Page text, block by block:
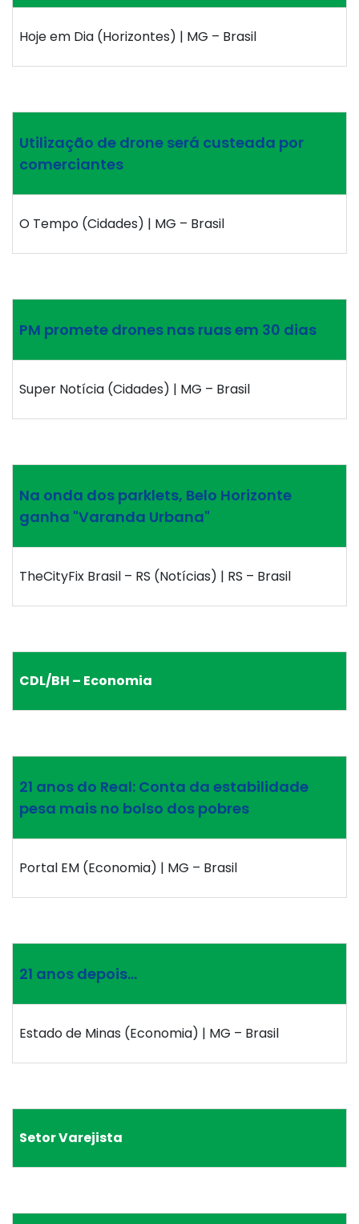
Hoje em Dia (Horizontes) | MG – Brasil
Utilização de drone será custeada por
comerciantes
O Tempo (Cidades) | MG – Brasil
PM promete drones nas ruas em 30 dias
Super Notícia (Cidades) | MG – Brasil
Na onda dos parklets, Belo Horizonte
ganha "Varanda Urbana"
TheCityFix Brasil – RS (Notícias) | RS – Brasil
CDL/BH – Economia
21 anos do Real: Conta da estabilidade
pesa mais no bolso dos pobres
Portal EM (Economia) | MG – Brasil
21 anos depois…
Estado de Minas (Economia) | MG – Brasil
Setor Varejista